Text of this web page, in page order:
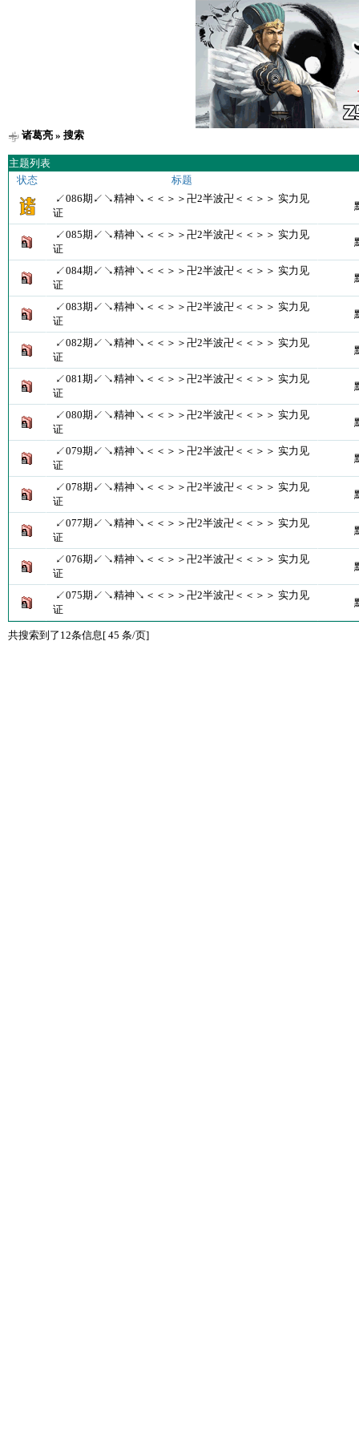
诸葛亮» 搜索
主题列表
状态
标题
↙086期↙↘精神↘＜＜＞＞卍2半波卍＜＜＞＞ 实力见
证
↙085期↙↘精神↘＜＜＞＞卍2半波卍＜＜＞＞ 实力见
证
↙084期↙↘精神↘＜＜＞＞卍2半波卍＜＜＞＞ 实力见
证
↙083期↙↘精神↘＜＜＞＞卍2半波卍＜＜＞＞ 实力见
证
↙082期↙↘精神↘＜＜＞＞卍2半波卍＜＜＞＞ 实力见
证
↙081期↙↘精神↘＜＜＞＞卍2半波卍＜＜＞＞ 实力见
证
↙080期↙↘精神↘＜＜＞＞卍2半波卍＜＜＞＞ 实力见
证
↙079期↙↘精神↘＜＜＞＞卍2半波卍＜＜＞＞ 实力见
证
↙078期↙↘精神↘＜＜＞＞卍2半波卍＜＜＞＞ 实力见
证
↙077期↙↘精神↘＜＜＞＞卍2半波卍＜＜＞＞ 实力见
证
↙076期↙↘精神↘＜＜＞＞卍2半波卍＜＜＞＞ 实力见
证
↙075期↙↘精神↘＜＜＞＞卍2半波卍＜＜＞＞ 实力见
证
共搜索到了12条信息[ 45 条/页]